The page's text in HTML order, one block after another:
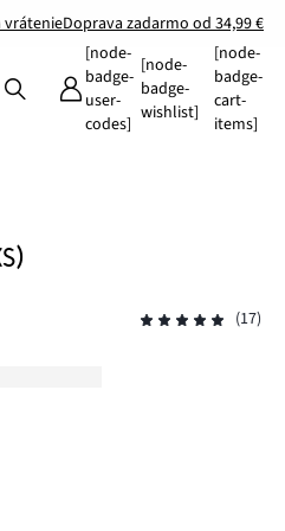
vrátenieDoprava zadarmo od 34,99 €
[node-
badge-
user-
codes]
[node-
badge-
wishlist]
[node-
badge-
cart-
items]
(17)